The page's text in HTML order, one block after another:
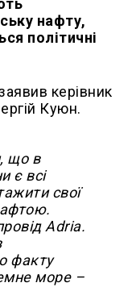
нафту,
політичні
керівник
Куюн.
що в
є всі
свої
Adria.
факту
море –